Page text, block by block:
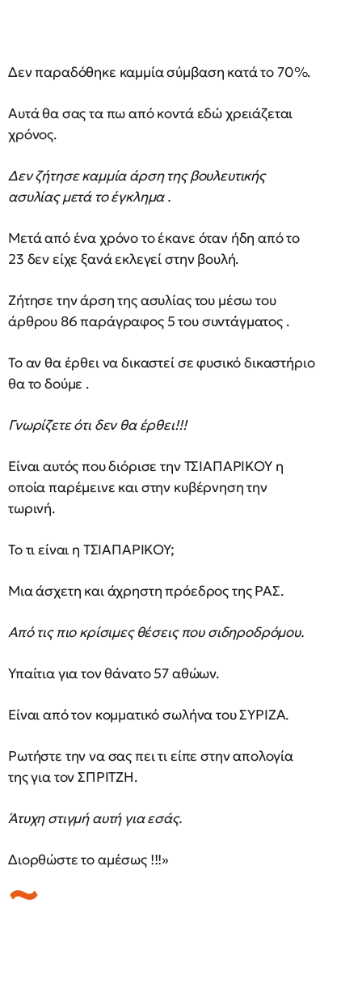
Δεν παραδόθηκε καμμία σύμβαση κατά το 70%.
Αυτά θα σας τα πω από κοντά εδώ χρειάζεται
χρόνος.
Δεν ζήτησε καμμία άρση της βουλευτικής
ασυλίας μετά το έγκλημα .
Μετά από ένα χρόνο το έκανε όταν ήδη από το
23 δεν είχε ξανά εκλεγεί στην βουλή.
Ζήτησε την άρση της ασυλίας του μέσω του
άρθρου 86 παράγραφος 5 του συντάγματος .
Το αν θα έρθει να δικαστεί σε φυσικό δικαστήριο
θα το δούμε .
Γνωρίζετε ότι δεν θα έρθει!!!
Είναι αυτός που διόρισε την ΤΣΙΑΠΑΡΙΚΟΥ η
οποία παρέμεινε και στην κυβέρνηση την
τωρινή.
Το τι είναι η ΤΣΙΑΠΑΡΙΚΟΥ;
Μια άσχετη και άχρηστη πρόεδρος της ΡΑΣ.
Από τις πιο κρίσιμες θέσεις που σιδηροδρόμου.
Υπαίτια για τον θάνατο 57 αθώων.
Είναι από τον κομματικό σωλήνα του ΣΥΡΙΖΑ.
Ρωτήστε την να σας πει τι είπε στην απολογία
της για τον ΣΠΡΙΤΖΗ.
Άτυχη στιγμή αυτή για εσάς.
Διορθώστε το αμέσως !!!»